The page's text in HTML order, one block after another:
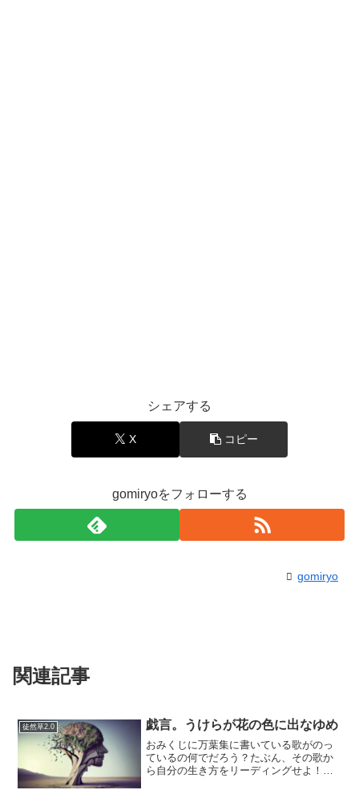
シェアする
X コピー
gomiryoをフォローする
gomiryo
関連記事
徒然草2.0 戯言。うけらが花の色に出なゆめ
おみくじに万葉集に書いている歌がのっ
ているの何でだろう？たぶん、その歌か
ら自分の生き方をリーディングせよ！と